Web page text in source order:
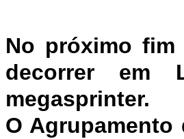
No próximo
decorrer em
megasprinter.
O Agrupamento